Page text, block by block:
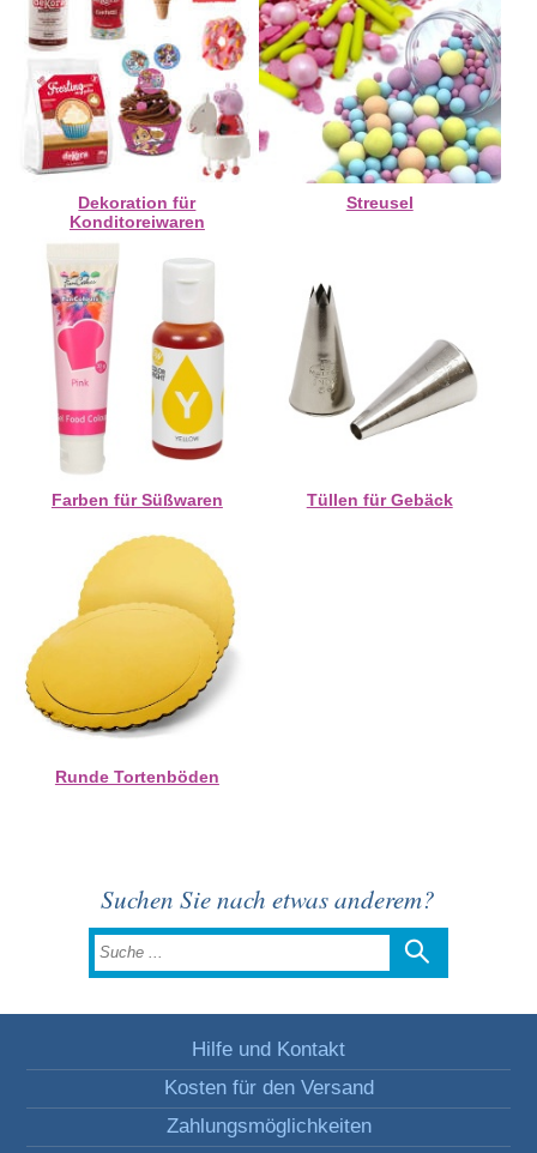
Dekoration für
Konditoreiwaren
Streusel
Farben für Süßwaren Tüllen für Gebäck
Runde Tortenböden
Suchen Sie nach etwas anderem?
Hilfe und Kontakt
Kosten für den Versand
Zahlungsmöglichkeiten